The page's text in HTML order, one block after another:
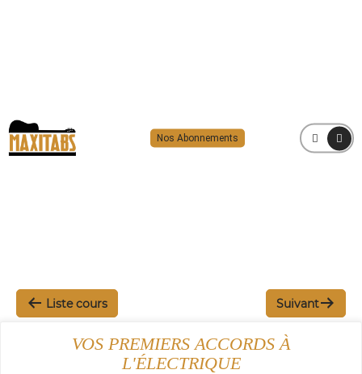
Nos Abonnements MENU
Liste cours Suivant
VOS PREMIERS ACCORDS À
L'ÉLECTRIQUE